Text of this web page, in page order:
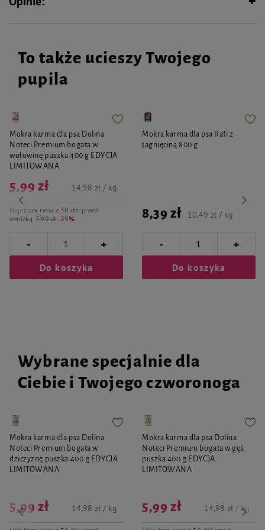
Polyquaternium-10, Sorbic Acid, Sodium Acetate, Potassium Sorbate, Sodium
To także ucieszy Twojego
pupila
Mokra karma dla psa Dolina
Noteci Premium bogata w
wołowinę puszka 400 g EDYCJA
LIMITOWANA
Najniższa cena z 30 dni przed
obniżką 7,99 zł -25%
5,99 zł 14,98 zł / kg
- +
Do koszyka
Mokra karma dla psa Rafi z
jagnięciną 800 g
8,39 zł 10,49 zł / kg
- +
Do koszyka
Wybrane specjalnie dla
Ciebie i Twojego czworonoga
Mokra karma dla psa Dolina
Noteci Premium bogata w
dziczyznę puszka 400 g EDYCJA
LIMITOWANA
5,99 zł 14,98 zł / kg
Mokra karma dla psa Dolina
Noteci Premium bogata w gęś
puszka 400 g EDYCJA
LIMITOWANA
5,99 zł 14,98 zł / kg